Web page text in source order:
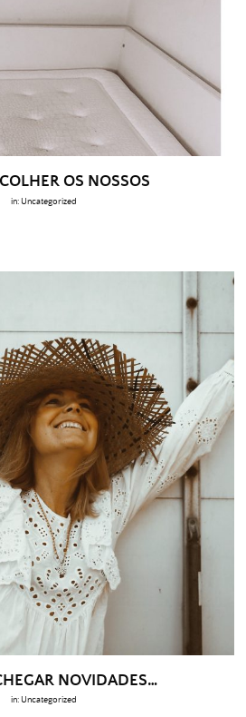
OS NOSSOS
in: Uncategorized
NOVIDADES…
in: Uncategorized